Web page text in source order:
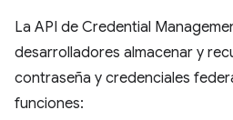
La API de Credential
desarrolladores almacenar y
contraseña y credenciales
funciones: